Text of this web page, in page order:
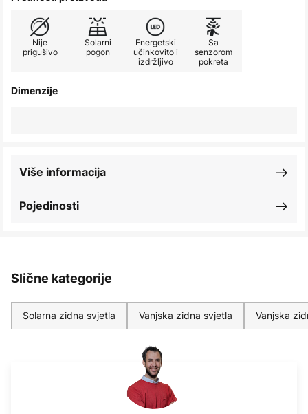
Nije
prigušivo
Solarni
pogon
Energetski
učinkovito i
izdržljivo
Sa
senzorom
pokreta
Dimenzije
Pojedinosti
Više informacija
Slične kategorije
Solarna zidna svjetla Vanjska zidna svjetla Vanjska